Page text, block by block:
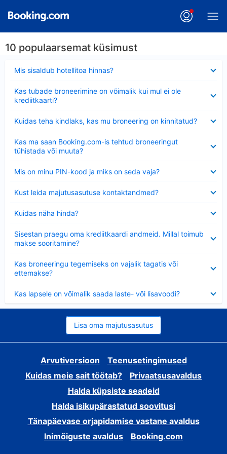
10 populaarsemat küsimust
Mis sisaldub hotellitoa hinnas?
Kas tubade broneerimine on võimalik kui mul ei ole
krediitkaarti?
Kuidas teha kindlaks, kas mu broneering on kinnitatud?
Kas ma saan Booking.com-is tehtud broneeringut
tühistada või muuta?
Mis on minu PIN-kood ja miks on seda vaja?
Kust leida majutusasutuse kontaktandmed?
Kuidas näha hinda?
Sisestan praegu oma krediitkaardi andmeid. Millal toimub
makse sooritamine?
Kas broneeringu tegemiseks on vajalik tagatis või
ettemakse?
Kas lapsele on võimalik saada laste- või lisavoodi?
Lisa oma majutusasutus
Arvutiversioon
Teenusetingimused
Kuidas meie sait töötab?
Privaatsusavaldus
Halda küpsiste seadeid
Halda isikupärastatud soovitusi
Tänapäevase orjapidamise vastane avaldus
Inimõiguste avaldus
Booking.com